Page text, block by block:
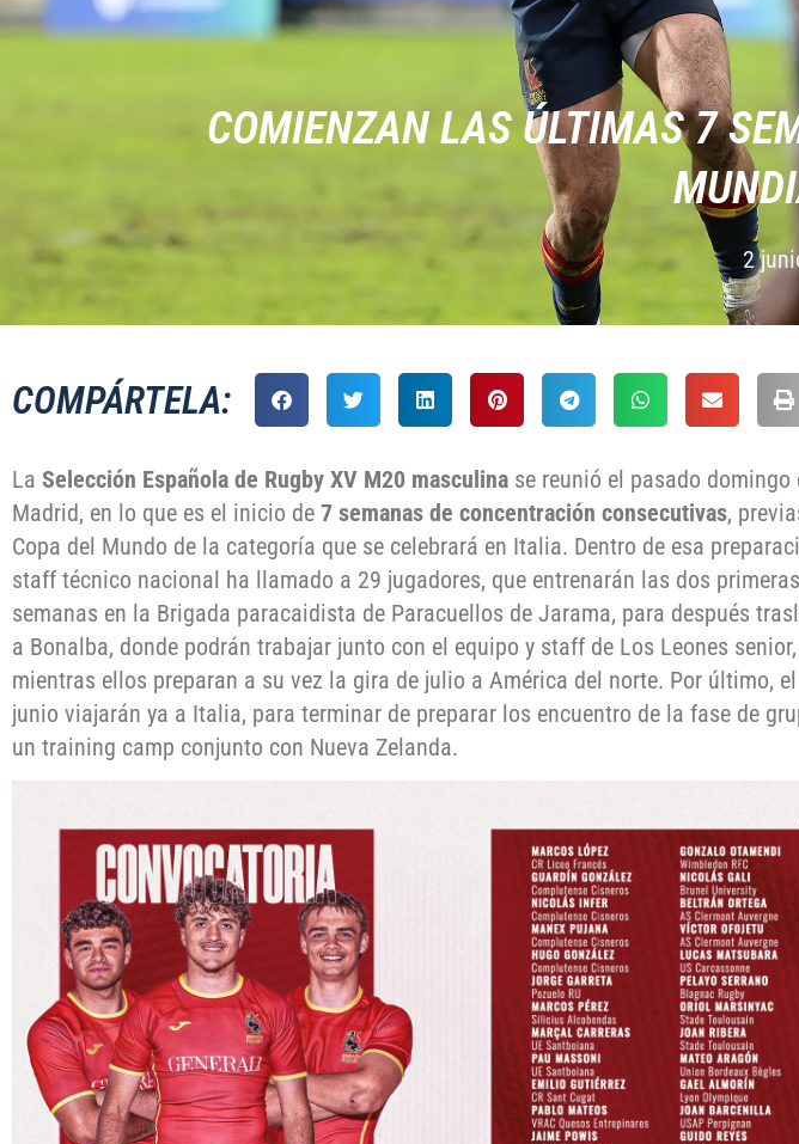
COMIENZAN LAS ÚLTIMAS 7
2
COMPÁRTELA:
La Selección Española de Rugby XV M20 masculina se reunió el pasado domingo
Madrid, en lo que es el inicio de 7 semanas de concentración consecutivas,
Copa del Mundo de la categoría que se celebrará en Italia. Dentro de esa
staff técnico nacional ha llamado a 29 jugadores, que entrenarán las dos primeras
semanas en la Brigada paracaidista de Paracuellos de Jarama, para después
a Bonalba, donde podrán trabajar junto con el equipo y staff de Los Leones senior,
mientras ellos preparan a su vez la gira de julio a América del norte. Por último,
junio viajarán ya a Italia, para terminar de preparar los encuentro de la fase de
un training camp conjunto con Nueva Zelanda.